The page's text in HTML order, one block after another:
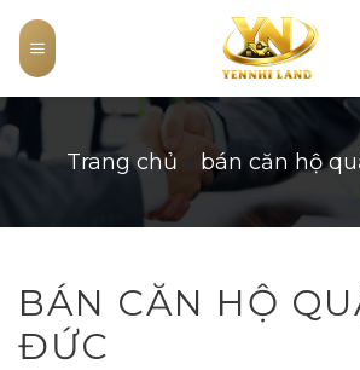
content
Trang chủ » bán căn hộ
BÁN CĂN HỘ
ĐỨC